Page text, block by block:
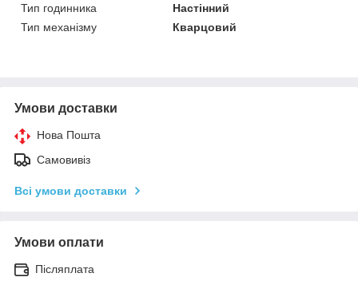
Тип годинника
Настінний
Тип механізму
Кварцовий
Умови доставки
Нова Пошта
Самовивіз
Всі умови доставки
Умови оплати
Післяплата